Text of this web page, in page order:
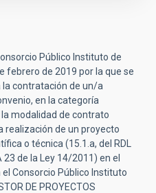
Público Instituto de
febrero de 2019 por la que se
contratación de un/a
en la categoría
modalidad de contrato
realización de un proyecto
o técnica (15.1.a, del RDL
23 de la Ley 14/2011) en el
Consorcio Público Instituto
DE PROYECTOS